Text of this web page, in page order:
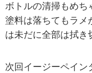
ボトルの清掃もめち
塗料は落ちてもラメ
は未だに全部は拭き
次回イージーペイン